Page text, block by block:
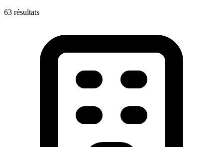
63 résultats